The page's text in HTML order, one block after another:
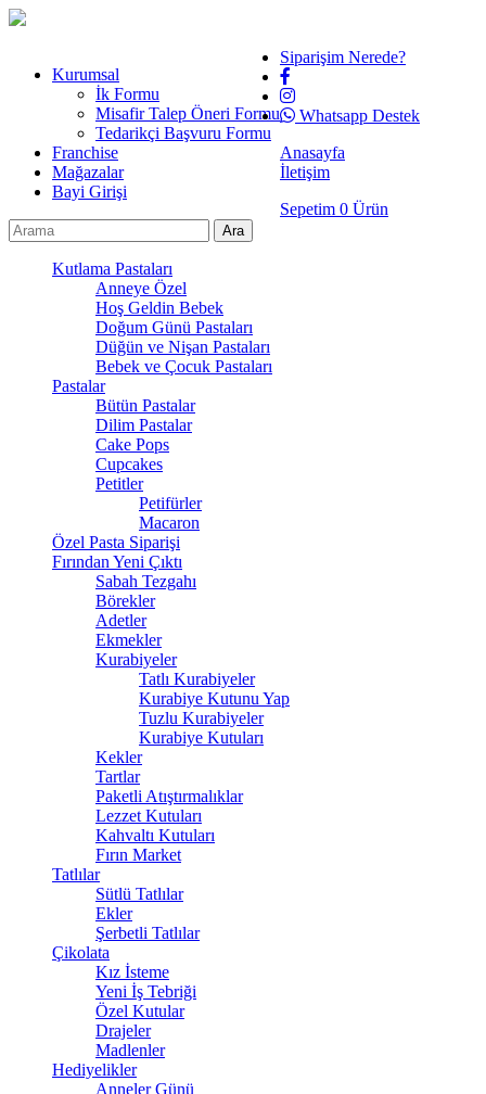
Kurumsal
İk Formu
Misafir Talep Öneri Formu
Tedarikçi Başvuru Formu
Franchise
Mağazalar
Bayi Girişi
Siparişim Nerede?
Whatsapp Destek
Anasayfa
İletişim
Sepetim 0 Ürün
Kutlama Pastaları
Anneye Özel
Hoş Geldin Bebek
Doğum Günü Pastaları
Düğün ve Nişan Pastaları
Bebek ve Çocuk Pastaları
Pastalar
Bütün Pastalar
Dilim Pastalar
Cake Pops
Cupcakes
Petitler
Petifürler
Macaron
Özel Pasta Siparişi
Fırından Yeni Çıktı
Sabah Tezgahı
Börekler
Adetler
Ekmekler
Kurabiyeler
Tatlı Kurabiyeler
Kurabiye Kutunu Yap
Tuzlu Kurabiyeler
Kurabiye Kutuları
Kekler
Tartlar
Paketli Atıştırmalıklar
Lezzet Kutuları
Kahvaltı Kutuları
Fırın Market
Tatlılar
Sütlü Tatlılar
Ekler
Şerbetli Tatlılar
Çikolata
Kız İsteme
Yeni İş Tebriği
Özel Kutular
Drajeler
Madlenler
Hediyelikler
Anneler Günü